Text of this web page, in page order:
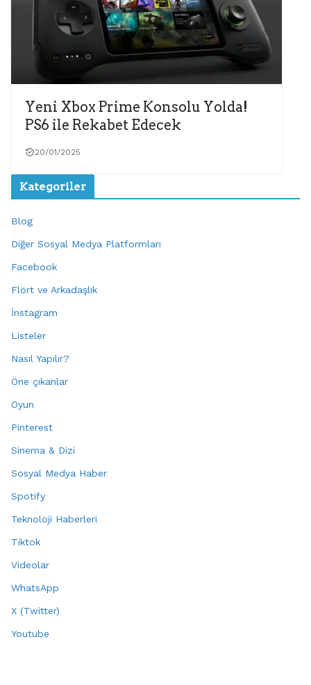
Yeni Xbox Prime Konsolu Yolda!
PS6 ile Rekabet Edecek
20/01/2025
Kategoriler
Blog
Diğer Sosyal Medya Platformları
Facebook
Flört ve Arkadaşlık
İnstagram
Listeler
Nasıl Yapılır?
Öne çıkanlar
Oyun
Pinterest
Sinema & Dizi
Sosyal Medya Haber
Spotify
Teknoloji Haberleri
Tiktok
Videolar
WhatsApp
X (Twitter)
Youtube